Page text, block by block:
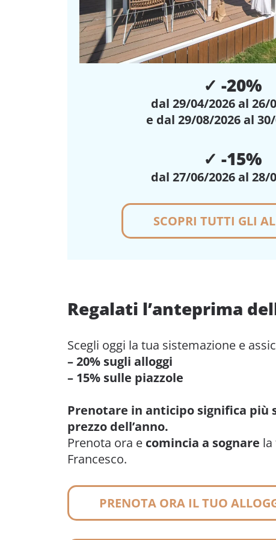
✓ -20%
dal 29/04/2026 al 26/
e dal 29/08/2026 al
✓ -15%
dal 27/06/2026 al 28/
SCOPRI TUTTI GLI
Regalati l’anteprima
Scegli oggi la tua sistemazione e
– 20% sugli alloggi
– 15% sulle piazzole
Prenotare in anticipo significa
prezzo dell’anno.
Prenota ora e comincia a sognare la
Francesco.
PRENOTA ORA IL TUO